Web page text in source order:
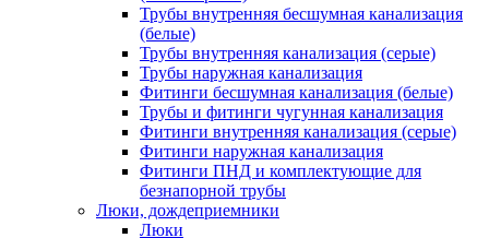
Трубы внутренняя бесшумная канализация
(белые)
Трубы внутренняя канализация (серые)
Трубы наружная канализация
Фитинги бесшумная канализация (белые)
Трубы и фитинги чугунная канализация
Фитинги внутренняя канализация (серые)
Фитинги наружная канализация
Фитинги ПНД и комплектующие для
безнапорной трубы
Люки, дождеприемники
Люки